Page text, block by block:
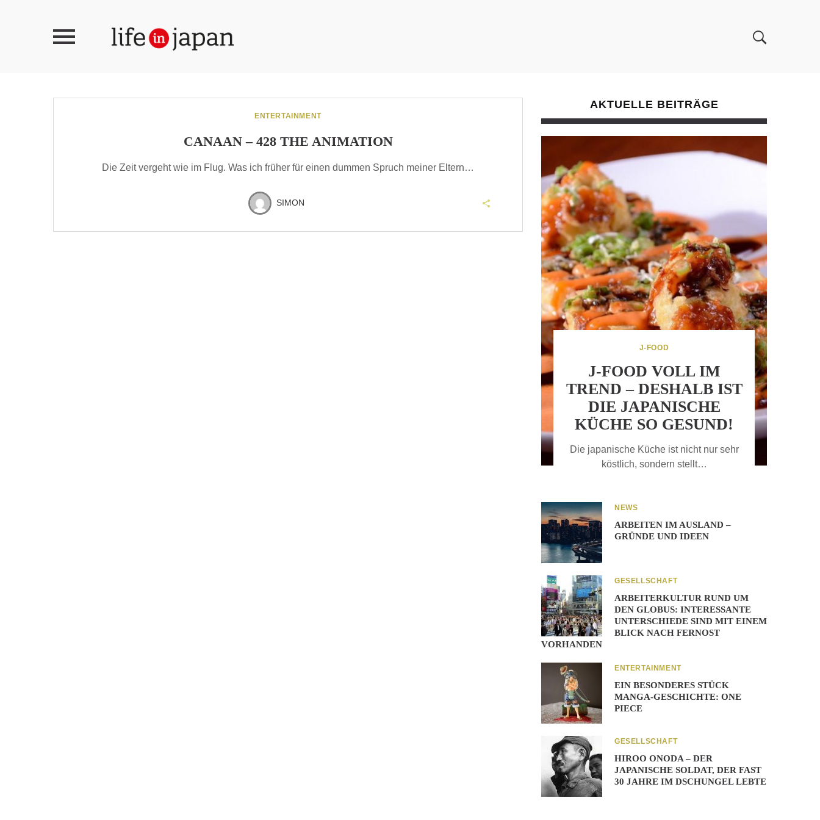
ENTERTAINMENT
CANAAN – 428 THE ANIMATION
Die Zeit vergeht wie im Flug. Was ich früher für einen dummen Spruch meiner Eltern…
SIMON
AKTUELLE BEITRÄGE
J-FOOD
J-FOOD VOLL IM
TREND – DESHALB IST
DIE JAPANISCHE
KÜCHE SO GESUND!
Die japanische Küche ist nicht nur sehr
köstlich, sondern stellt…
NEWS
ARBEITEN IM AUSLAND –
GRÜNDE UND IDEEN
GESELLSCHAFT
ARBEITERKULTUR RUND UM
DEN GLOBUS: INTERESSANTE
UNTERSCHIEDE SIND MIT EINEM
BLICK NACH FERNOST
VORHANDEN
ENTERTAINMENT
EIN BESONDERES STÜCK
MANGA-GESCHICHTE: ONE
PIECE
GESELLSCHAFT
HIROO ONODA – DER
JAPANISCHE SOLDAT, DER FAST
30 JAHRE IM DSCHUNGEL LEBTE